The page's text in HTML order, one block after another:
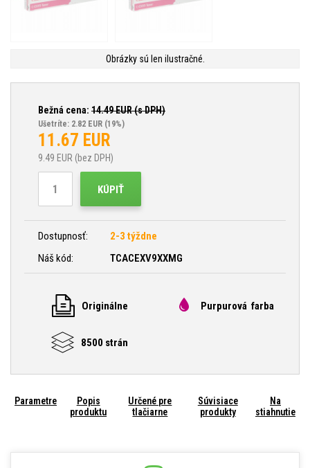
Obrázky sú len ilustračné.
Bežná cena: 14.49EUR (s DPH)
Ušetríte: 2.82 EUR (19%)
11.67 EUR
9.49 EUR (bez DPH)
KÚPIŤ
Dostupnosť:
2-3 týždne
Náš kód:
TCACEXV9XXMG
Originálne Purpurová farba
8500 strán
Parametre
Popis
produktu
Určené pre
tlačiarne
Súvisiace
produkty
Na
stiahnutie